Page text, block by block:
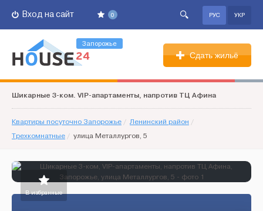
0
Вход на сайт РУС УКР
Запорожье
Сдать жильё
Шикарные 3-ком. VIP-апартаменты, напротив ТЦ Афина
Квартиры посуточно Запорожье / Ленинский район /
Трехкомнатные / улица Металлургов, 5
В избранные